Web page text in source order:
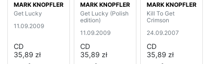
MARK KNOPFLER
Get Lucky
11.09.2009
CD
35,89 zł
MARK KNOPFLER
Get Lucky (Polish
edition)
11.09.2009
CD
35,89 zł
MARK KNOPFLER
Kill To Get
Crimson
24.09.2007
CD
35,89 zł